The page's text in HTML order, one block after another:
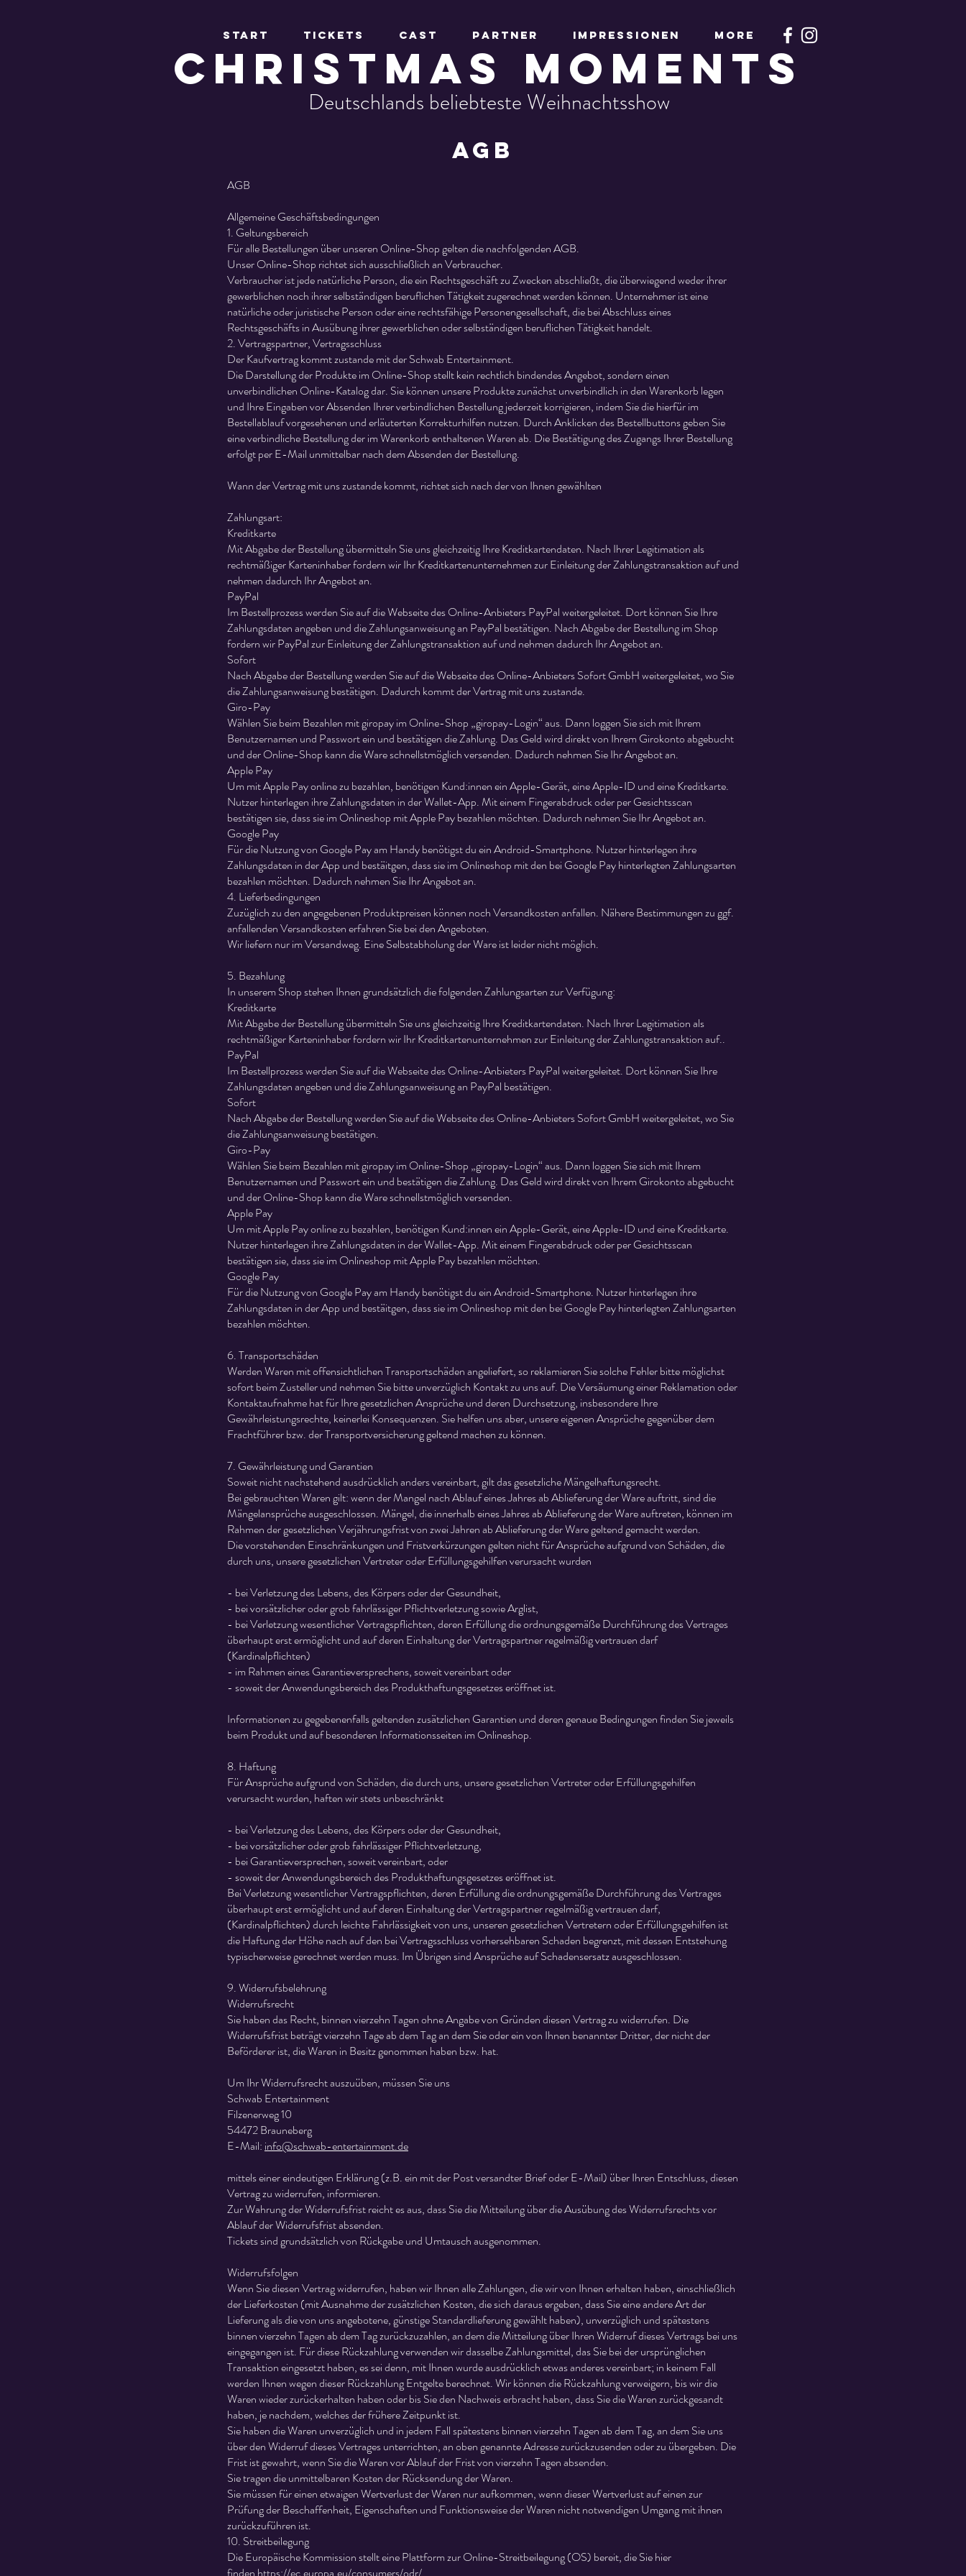
Start Tickets Cast PARTNER Impressionen More
CHRISTMAS MOMENTS
Deutschlands beliebteste Weihnachtsshow
AGB
AGB
Allgemeine Geschäftsbedingungen
1. Geltungsbereich
Für alle Bestellungen über unseren Online-Shop gelten die nachfolgenden AGB.
Unser Online-Shop richtet sich ausschließlich an Verbraucher.
Verbraucher ist jede natürliche Person, die ein Rechtsgeschäft zu Zwecken abschließt, die überwiegend weder ihrer
gewerblichen noch ihrer selbständigen beruflichen Tätigkeit zugerechnet werden können. Unternehmer ist eine
natürliche oder juristische Person oder eine rechtsfähige Personengesellschaft, die bei Abschluss eines
Rechtsgeschäfts in Ausübung ihrer gewerblichen oder selbständigen beruflichen Tätigkeit handelt.
2. Vertragspartner, Vertragsschluss
Der Kaufvertrag kommt zustande mit der Schwab Entertainment.
Die Darstellung der Produkte im Online-Shop stellt kein rechtlich bindendes Angebot, sondern einen
unverbindlichen Online-Katalog dar. Sie können unsere Produkte zunächst unverbindlich in den Warenkorb legen
und Ihre Eingaben vor Absenden Ihrer verbindlichen Bestellung jederzeit korrigieren, indem Sie die hierfür im
Bestellablauf vorgesehenen und erläuterten Korrekturhilfen nutzen. Durch Anklicken des Bestellbuttons geben Sie
eine verbindliche Bestellung der im Warenkorb enthaltenen Waren ab. Die Bestätigung des Zugangs Ihrer Bestellung
erfolgt per E-Mail unmittelbar nach dem Absenden der Bestellung.
Wann der Vertrag mit uns zustande kommt, richtet sich nach der von Ihnen gewählten
Zahlungsart:
Kreditkarte
Mit Abgabe der Bestellung übermitteln Sie uns gleichzeitig Ihre Kreditkartendaten. Nach Ihrer Legitimation als
rechtmäßiger Karteninhaber fordern wir Ihr Kreditkartenunternehmen zur Einleitung der Zahlungstransaktion auf und
nehmen dadurch Ihr Angebot an.
PayPal
Im Bestellprozess werden Sie auf die Webseite des Online-Anbieters PayPal weitergeleitet. Dort können Sie Ihre
Zahlungsdaten angeben und die Zahlungsanweisung an PayPal bestätigen. Nach Abgabe der Bestellung im Shop
fordern wir PayPal zur Einleitung der Zahlungstransaktion auf und nehmen dadurch Ihr Angebot an.
Sofort
Nach Abgabe der Bestellung werden Sie auf die Webseite des Online-Anbieters Sofort GmbH weitergeleitet, wo Sie
die Zahlungsanweisung bestätigen. Dadurch kommt der Vertrag mit uns zustande.
Giro-Pay
Wählen Sie beim Bezahlen mit giropay im Online-Shop „giropay-Login“ aus. Dann loggen Sie sich mit Ihrem
Benutzernamen und Passwort ein und bestätigen die Zahlung. Das Geld wird direkt von Ihrem Girokonto abgebucht
und der Online-Shop kann die Ware schnellstmöglich versenden. Dadurch nehmen Sie Ihr Angebot an.
Apple Pay
Um mit Apple Pay online zu bezahlen, benötigen Kund:innen ein Apple-Gerät, eine Apple-ID und eine Kreditkarte.
Nutzer hinterlegen ihre Zahlungsdaten in der Wallet-App. Mit einem Fingerabdruck oder per Gesichtsscan
bestätigen sie, dass sie im Onlineshop mit Apple Pay bezahlen möchten. Dadurch nehmen Sie Ihr Angebot an.
Google Pay
Für die Nutzung von Google Pay am Handy benötigst du ein Android-Smartphone. Nutzer hinterlegen ihre
Zahlungsdaten in der App und bestäitgen, dass sie im Onlineshop mit den bei Google Pay hinterlegten Zahlungsarten
bezahlen möchten. Dadurch nehmen Sie Ihr Angebot an.
4. Lieferbedingungen
Zuzüglich zu den angegebenen Produktpreisen können noch Versandkosten anfallen. Nähere Bestimmungen zu ggf.
anfallenden Versandkosten erfahren Sie bei den Angeboten.
Wir liefern nur im Versandweg. Eine Selbstabholung der Ware ist leider nicht möglich.
5. Bezahlung
In unserem Shop stehen Ihnen grundsätzlich die folgenden Zahlungsarten zur Verfügung:
Kreditkarte
Mit Abgabe der Bestellung übermitteln Sie uns gleichzeitig Ihre Kreditkartendaten. Nach Ihrer Legitimation als
rechtmäßiger Karteninhaber fordern wir Ihr Kreditkartenunternehmen zur Einleitung der Zahlungstransaktion auf..
PayPal
Im Bestellprozess werden Sie auf die Webseite des Online-Anbieters PayPal weitergeleitet. Dort können Sie Ihre
Zahlungsdaten angeben und die Zahlungsanweisung an PayPal bestätigen.
Sofort
Nach Abgabe der Bestellung werden Sie auf die Webseite des Online-Anbieters Sofort GmbH weitergeleitet, wo Sie
die Zahlungsanweisung bestätigen.
Giro-Pay
Wählen Sie beim Bezahlen mit giropay im Online-Shop „giropay-Login“ aus. Dann loggen Sie sich mit Ihrem
Benutzernamen und Passwort ein und bestätigen die Zahlung. Das Geld wird direkt von Ihrem Girokonto abgebucht
und der Online-Shop kann die Ware schnellstmöglich versenden.
Apple Pay
Um mit Apple Pay online zu bezahlen, benötigen Kund:innen ein Apple-Gerät, eine Apple-ID und eine Kreditkarte.
Nutzer hinterlegen ihre Zahlungsdaten in der Wallet-App. Mit einem Fingerabdruck oder per Gesichtsscan
bestätigen sie, dass sie im Onlineshop mit Apple Pay bezahlen möchten.
Google Pay
Für die Nutzung von Google Pay am Handy benötigst du ein Android-Smartphone. Nutzer hinterlegen ihre
Zahlungsdaten in der App und bestäitgen, dass sie im Onlineshop mit den bei Google Pay hinterlegten Zahlungsarten
bezahlen möchten.
6. Transportschäden
Werden Waren mit offensichtlichen Transportschäden angeliefert, so reklamieren Sie solche Fehler bitte möglichst
sofort beim Zusteller und nehmen Sie bitte unverzüglich Kontakt zu uns auf. Die Versäumung einer Reklamation oder
Kontaktaufnahme hat für Ihre gesetzlichen Ansprüche und deren Durchsetzung, insbesondere Ihre
Gewährleistungsrechte, keinerlei Konsequenzen. Sie helfen uns aber, unsere eigenen Ansprüche gegenüber dem
Frachtführer bzw. der Transportversicherung geltend machen zu können.
7. Gewährleistung und Garantien
Soweit nicht nachstehend ausdrücklich anders vereinbart, gilt das gesetzliche Mängelhaftungsrecht.
Bei gebrauchten Waren gilt: wenn der Mangel nach Ablauf eines Jahres ab Ablieferung der Ware auftritt, sind die
Mängelansprüche ausgeschlossen. Mängel, die innerhalb eines Jahres ab Ablieferung der Ware auftreten, können im
Rahmen der gesetzlichen Verjährungsfrist von zwei Jahren ab Ablieferung der Ware geltend gemacht werden.
Die vorstehenden Einschränkungen und Fristverkürzungen gelten nicht für Ansprüche aufgrund von Schäden, die
durch uns, unsere gesetzlichen Vertreter oder Erfüllungsgehilfen verursacht wurden
- bei Verletzung des Lebens, des Körpers oder der Gesundheit,
- bei vorsätzlicher oder grob fahrlässiger Pflichtverletzung sowie Arglist,
- bei Verletzung wesentlicher Vertragspflichten, deren Erfüllung die ordnungsgemäße Durchführung des Vertrages
überhaupt erst ermöglicht und auf deren Einhaltung der Vertragspartner regelmäßig vertrauen darf
(Kardinalpflichten)
- im Rahmen eines Garantieversprechens, soweit vereinbart oder
- soweit der Anwendungsbereich des Produkthaftungsgesetzes eröffnet ist.
Informationen zu gegebenenfalls geltenden zusätzlichen Garantien und deren genaue Bedingungen finden Sie jeweils
beim Produkt und auf besonderen Informationsseiten im Onlineshop.
8. Haftung
Für Ansprüche aufgrund von Schäden, die durch uns, unsere gesetzlichen Vertreter oder Erfüllungsgehilfen
verursacht wurden, haften wir stets unbeschränkt
- bei Verletzung des Lebens, des Körpers oder der Gesundheit,
- bei vorsätzlicher oder grob fahrlässiger Pflichtverletzung,
- bei Garantieversprechen, soweit vereinbart, oder
- soweit der Anwendungsbereich des Produkthaftungsgesetzes eröffnet ist.
Bei Verletzung wesentlicher Vertragspflichten, deren Erfüllung die ordnungsgemäße Durchführung des Vertrages
überhaupt erst ermöglicht und auf deren Einhaltung der Vertragspartner regelmäßig vertrauen darf,
(Kardinalpflichten) durch leichte Fahrlässigkeit von uns, unseren gesetzlichen Vertretern oder Erfüllungsgehilfen ist
die Haftung der Höhe nach auf den bei Vertragsschluss vorhersehbaren Schaden begrenzt, mit dessen Entstehung
typischerweise gerechnet werden muss. Im Übrigen sind Ansprüche auf Schadensersatz ausgeschlossen.
9. Widerrufsbelehrung
Widerrufsrecht
Sie haben das Recht, binnen vierzehn Tagen ohne Angabe von Gründen diesen Vertrag zu widerrufen. Die
Widerrufsfrist beträgt vierzehn Tage ab dem Tag an dem Sie oder ein von Ihnen benannter Dritter, der nicht der
Beförderer ist, die Waren in Besitz genommen haben bzw. hat.
Um Ihr Widerrufsrecht auszuüben, müssen Sie uns
Schwab Entertainment
Filzenerweg 10
54472 Brauneberg
E-Mail: info@schwab-entertainment.de
mittels einer eindeutigen Erklärung (z.B. ein mit der Post versandter Brief oder E-Mail) über Ihren Entschluss, diesen
Vertrag zu widerrufen, informieren.
Zur Wahrung der Widerrufsfrist reicht es aus, dass Sie die Mitteilung über die Ausübung des Widerrufsrechts vor
Ablauf der Widerrufsfrist absenden.
Tickets sind grundsätzlich von Rückgabe und Umtausch ausgenommen.
Widerrufsfolgen
Wenn Sie diesen Vertrag widerrufen, haben wir Ihnen alle Zahlungen, die wir von Ihnen erhalten haben, einschließlich
der Lieferkosten (mit Ausnahme der zusätzlichen Kosten, die sich daraus ergeben, dass Sie eine andere Art der
Lieferung als die von uns angebotene, günstige Standardlieferung gewählt haben), unverzüglich und spätestens
binnen vierzehn Tagen ab dem Tag zurückzuzahlen, an dem die Mitteilung über Ihren Widerruf dieses Vertrags bei uns
eingegangen ist. Für diese Rückzahlung verwenden wir dasselbe Zahlungsmittel, das Sie bei der ursprünglichen
Transaktion eingesetzt haben, es sei denn, mit Ihnen wurde ausdrücklich etwas anderes vereinbart; in keinem Fall
werden Ihnen wegen dieser Rückzahlung Entgelte berechnet. Wir können die Rückzahlung verweigern, bis wir die
Waren wieder zurückerhalten haben oder bis Sie den Nachweis erbracht haben, dass Sie die Waren zurückgesandt
haben, je nachdem, welches der frühere Zeitpunkt ist.
Sie haben die Waren unverzüglich und in jedem Fall spätestens binnen vierzehn Tagen ab dem Tag, an dem Sie uns
über den Widerruf dieses Vertrages unterrichten, an oben genannte Adresse zurückzusenden oder zu übergeben. Die
Frist ist gewahrt, wenn Sie die Waren vor Ablauf der Frist von vierzehn Tagen absenden.
Sie tragen die unmittelbaren Kosten der Rücksendung der Waren.
Sie müssen für einen etwaigen Wertverlust der Waren nur aufkommen, wenn dieser Wertverlust auf einen zur
Prüfung der Beschaffenheit, Eigenschaften und Funktionsweise der Waren nicht notwendigen Umgang mit ihnen
zurückzuführen ist.
10. Streitbeilegung
Die Europäische Kommission stellt eine Plattform zur Online-Streitbeilegung (OS) bereit, die Sie hier